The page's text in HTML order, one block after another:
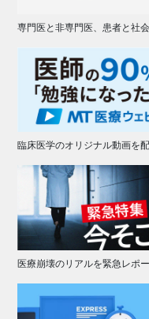
専門医と非専門医、患者と社
臨床医学のオリジナル動画を配
医療崩壊のリアルを緊急レポ